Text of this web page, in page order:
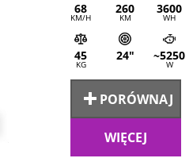
68
KM/H
260
KM
3600
WH
45
KG
24" ~5250
W
PORÓWNAJ
WIĘCEJ